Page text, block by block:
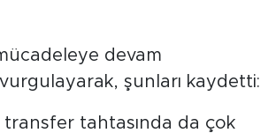
devam
şunları kaydetti:
transfer tahtasında da çok